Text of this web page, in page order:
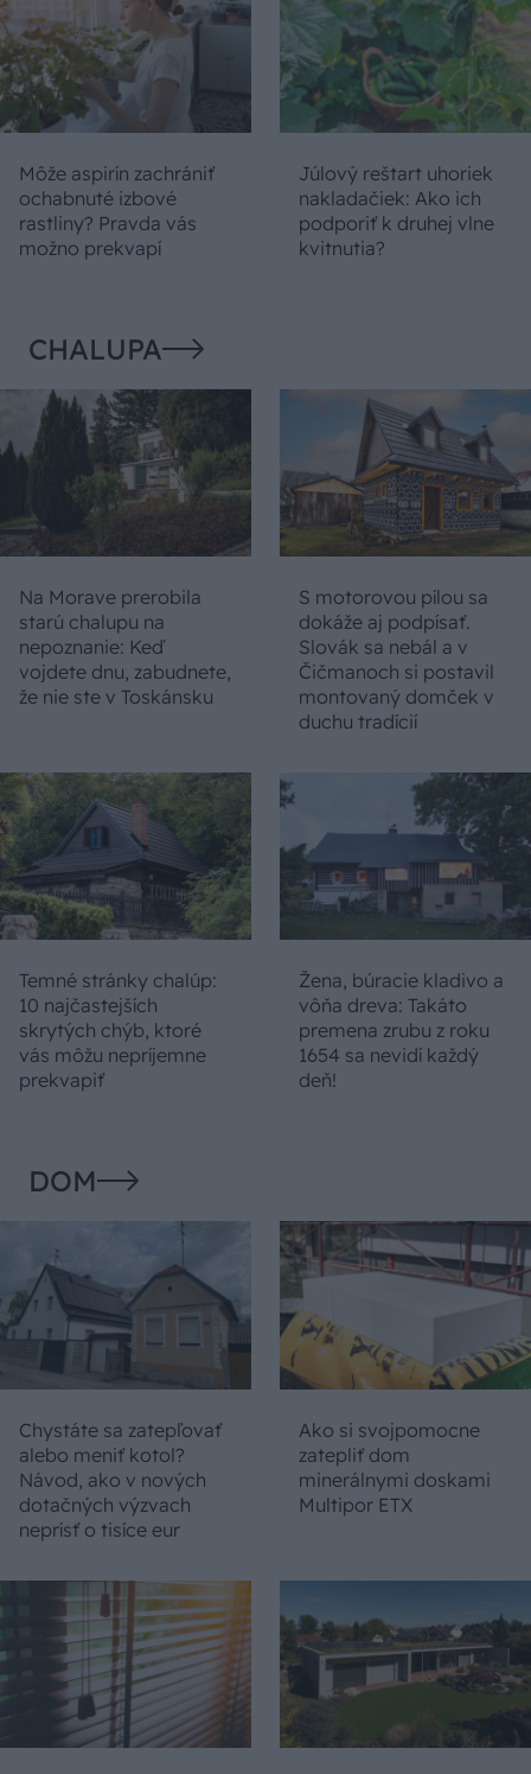
Môže aspirín zachrániť
ochabnuté izbové
rastliny? Pravda vás
možno prekvapí
Júlový reštart uhoriek
nakladačiek: Ako ich
podporiť k druhej vlne
kvitnutia?
CHALUPA
Na Morave prerobila
starú chalupu na
nepoznanie: Keď
vojdete dnu, zabudnete,
že nie ste v Toskánsku
S motorovou pílou sa
dokáže aj podpísať.
Slovák sa nebál a v
Čičmanoch si postavil
montovaný domček v
duchu tradícií
Temné stránky chalúp:
10 najčastejších
skrytých chýb, ktoré
vás môžu nepríjemne
prekvapiť
Žena, búracie kladivo a
vôňa dreva: Takáto
premena zrubu z roku
1654 sa nevidí každý
deň!
DOM
Chystáte sa zatepľovať
alebo meniť kotol?
Návod, ako v nových
dotačných výzvach
neprísť o tisíce eur
Ako si svojpomocne
zatepliť dom
minerálnymi doskami
Multipor ETX